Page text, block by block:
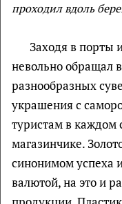
проходил вдоль
Заходя в порты
невольно обращал
разнообразных
украшения с
туристам в каждом
магазинчике.
синонимом успеха
валютой, на это и